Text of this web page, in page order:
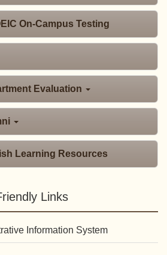
On-Campus Testing
Evaluation
Learning Resources
Links
Information System